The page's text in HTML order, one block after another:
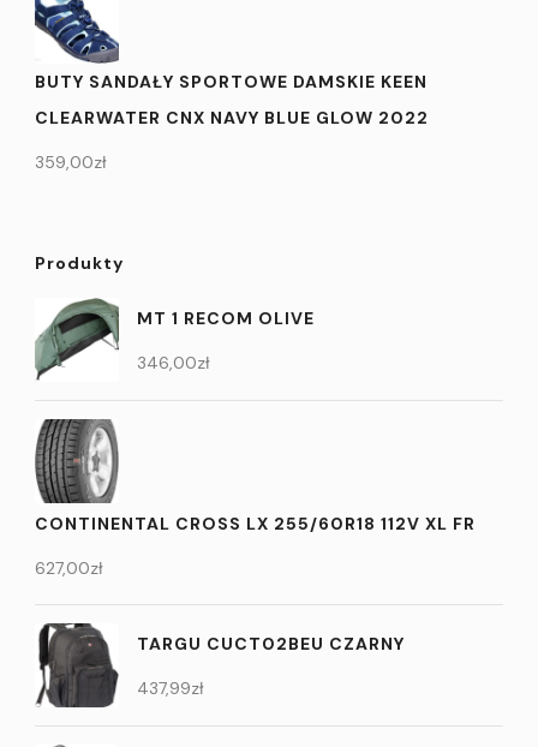
BUTY SANDAŁY SPORTOWE DAMSKIE KEEN
CLEARWATER CNX NAVY BLUE GLOW 2022
359,00zł
Produkty
MT 1 RECOM OLIVE
346,00zł
CONTINENTAL CROSS LX 255/60R18 112V XL FR
627,00zł
TARGU CUCT02BEU CZARNY
437,99zł